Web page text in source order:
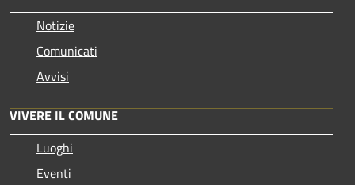
Notizie
Comunicati
Avvisi
VIVERE IL COMUNE
Luoghi
Eventi